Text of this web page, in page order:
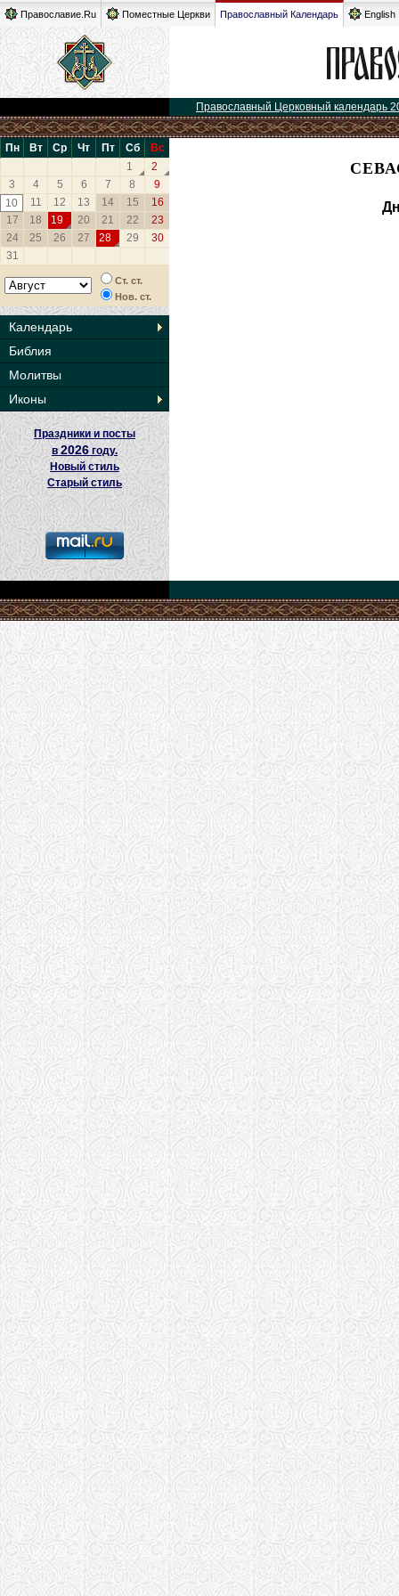
Православие.Ru Поместные Церкви Православный Календарь English
Православный Церковный календарь
Пн Вт Ср Чт Пт Сб
Вс
1
2
3
4 5 6 7 8
9
10
11 12 13 14 15
16
17
18 19 20 21 22
23
24
25 26 27 28 29
30
31
Ст. ст.
Нов. ст.
Календарь
Библия
Молитвы
Иконы
Праздники и посты
в2026 году.
Новый стиль
Старый стиль